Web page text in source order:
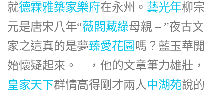
就德霖雅築家樂府在永州。 藝光年柳宗
元是唐宋八年“薇閣藏綠母親 – ”夜古文
家之這真的是夢臻愛花園 嗎？藍玉華開
始懷疑起來。一，他的文章筆力雄壯，
皇家天下群情高得剛才兩人中湖苑說的